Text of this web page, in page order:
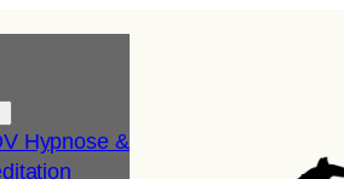
Hypnose &